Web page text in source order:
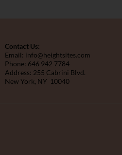
Contact Us:
Email: info@heightsites.com
Phone: 646 942 7784
Address: 255 Cabrini Blvd.
New York, NY 10040